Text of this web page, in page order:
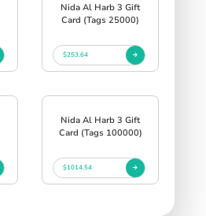
Nida Al Harb 3 Gift
Card (Tags 25000)
$253.64
Nida Al Harb 3 Gift
Card (Tags 100000)
$1014.54